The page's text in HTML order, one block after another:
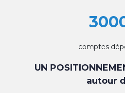
comptes
UN
autour